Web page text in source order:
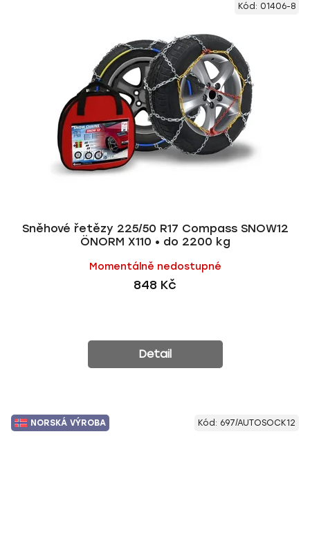
Sněhové řetězy 225/50 R17 Compass SNOW12
ÖNORM X110 • do 2200 kg
Momentálně nedostupné
848 Kč
Detail
Kód: 01406-8
NORSKÁ VÝROBA Kód: 697/AUTOSOCK12